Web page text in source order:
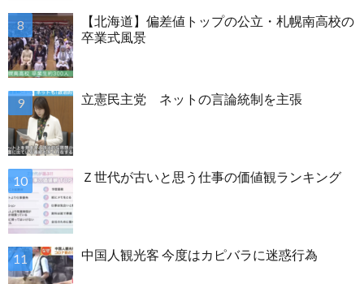
【北海道】偏差値トップの公立・札幌南高校の
卒業式風景
立憲民主党 ネットの言論統制を主張
Ｚ世代が古いと思う仕事の価値観ランキング
中国人観光客 今度はカピバラに迷惑行為